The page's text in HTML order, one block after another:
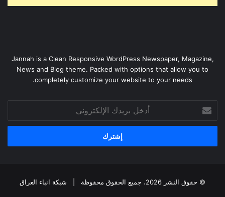
Jannah is a Clean Responsive WordPress Newspaper, Magazine,
News and Blog theme. Packed with options that allow you to
completely customize your website to your needs.
بريدك
الإلكتروني
© حقوق النشر 2026، جميع الحقوق محفوظة | شبكة انباء العراق